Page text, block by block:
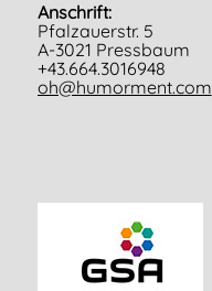
Anschrift:
Pfalzauerstr. 5
A-3021 Pressbaum
+43.664.3016948
oh@humorment.com